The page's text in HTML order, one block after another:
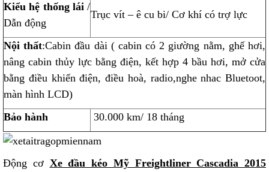
Kiểu hệ thống lái/
Dẫn động
Trục vít – ê cu bi/ Cơ khí có trợ lực
Nội thất:Cabin đầu dài ( cabin có 2 giường nằm, ghế hơi,
nâng cabin thủy lực bằng điện, kết hợp 4 bầu hơi, mở cửa
bằng điều khiển điện, điều hoà, radio,nghe nhac Bluetoot,
màn hình LCD)
Bảo hành
30.000 km/ 18 tháng
Động cơ Xe đầu kéo Mỹ Freightliner Cascadia 2015